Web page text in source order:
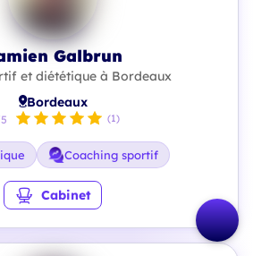
Galbrun
et diététique à Bordeaux
Bordeaux
(1)
Coaching sportif
Cabinet